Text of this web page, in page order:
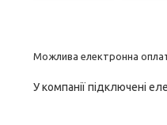
У компанії підключені